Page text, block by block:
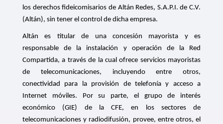
los derechos fideicomisarios de Altán Redes, S.A.P.I. de C.V.
(Altán), sin tener el control de dicha empresa.
Altán es titular de una concesión mayorista y es
responsable de la instalación y operación de la Red
Compartida, a través de la cual ofrece servicios mayoristas
de telecomunicaciones, incluyendo entre otros,
conectividad para la provisión de telefonía y acceso a
Internet móviles. Por su parte, el grupo de interés
económico (GIE) de la CFE, en los sectores de
telecomunicaciones y radiodifusión, provee, entre otros, el